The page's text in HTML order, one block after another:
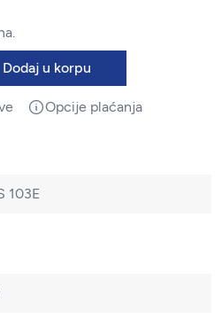
Dodaj u korpu
Opcije plaćanja
103E